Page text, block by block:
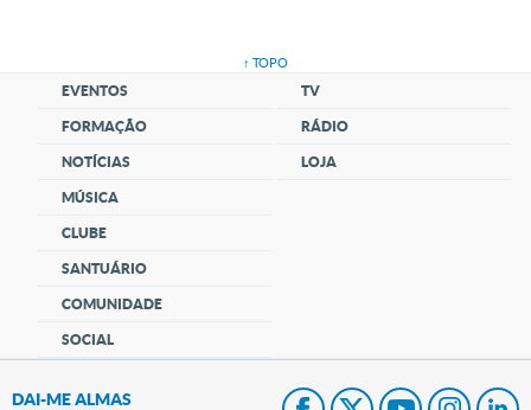
↑ TOPO
EVENTOS
FORMAÇÃO
NOTÍCIAS
MÚSICA
CLUBE
SANTUÁRIO
COMUNIDADE
SOCIAL
TV
RÁDIO
LOJA
DAI-ME ALMAS